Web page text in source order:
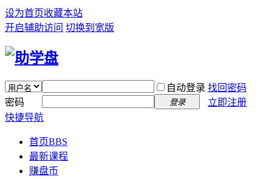
设为首页收藏本站
开启辅助访问 切换到宽版
自动登录 找回密码
密码
登录
立即注册
快捷导航
首页BBS
最新课程
赚盘币